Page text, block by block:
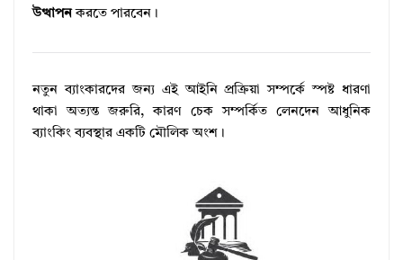
উত্থাপনকরতে পারবেন।
নতুন ব্যাংকারদের জন্য এই আইনি প্রক্রিয়া সম্পর্কে স্পষ্ট ধারণা
থাকা অত্যন্ত জরুরি, কারণ চেক সম্পর্কিত লেনদেন আধুনিক
ব্যাংকিং ব্যবস্থার একটি মৌলিক অংশ।